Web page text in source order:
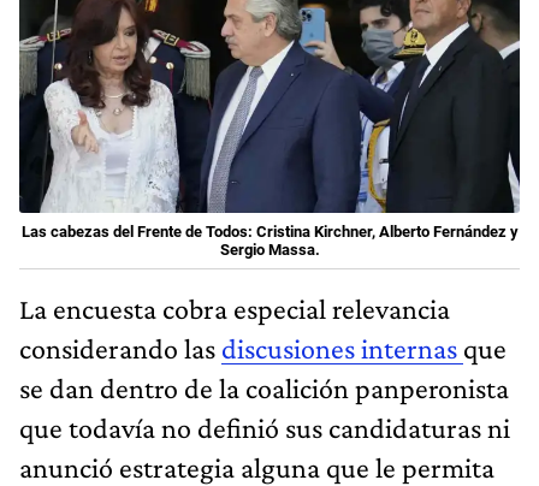
Las cabezas del Frente de Todos: Cristina Kirchner, Alberto Fernández y
Sergio Massa.
La encuesta cobra especial relevancia
considerando las discusiones internas que
se dan dentro de la coalición panperonista
que todavía no definió sus candidaturas ni
anunció estrategia alguna que le permita